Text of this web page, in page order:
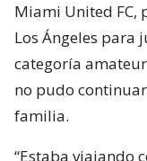
Miami United FC,
Los Ángeles para
categoría
no pudo
familia.
“Estaba viajando